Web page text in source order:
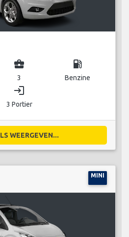
business_center
3
local_gas_station
Benzine
login
3 Portier
WEERGEVEN...
MINI